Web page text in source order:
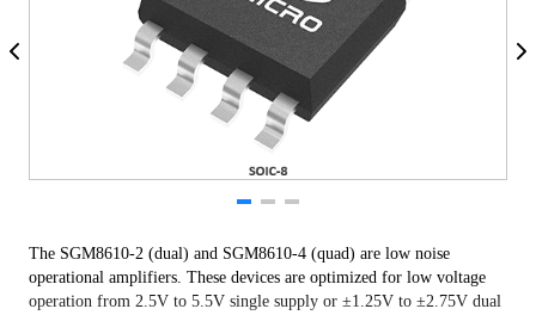
The SGM8610-2 (dual) and SGM8610-4 (quad) are low noise
operational amplifiers. These devices are optimized for low voltage
operation from 2.5V to 5.5V single supply or ±1.25V to ±2.75V dual